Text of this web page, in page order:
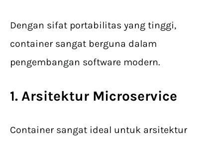
Dengan sifat portabilitas yang tinggi,
container sangat berguna dalam
pengembangan software modern.
1. Arsitektur Microservice
Container sangat ideal untuk arsitektur